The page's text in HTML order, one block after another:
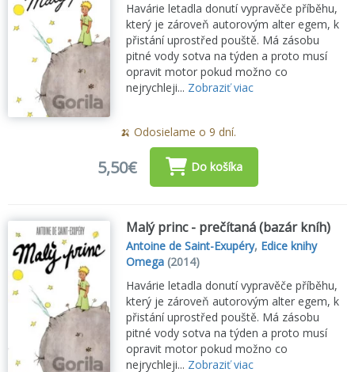
Havárie letadla donutí vypravěče příběhu,
který je zároveň autorovým alter egem, k
přistání uprostřed pouště. Má zásobu
pitné vody sotva na týden a proto musí
opravit motor pokud možno co
nejrychleji... Zobraziť viac
🍌 Odosielame o 9 dní.
5,50€ Do košíka
Malý princ - prečítaná (bazár kníh)
Antoine de Saint-Exupéry, Edice knihy
Omega (2014)
Havárie letadla donutí vypravěče příběhu,
který je zároveň autorovým alter egem, k
přistání uprostřed pouště. Má zásobu
pitné vody sotva na týden a proto musí
opravit motor pokud možno co
nejrychleji... Zobraziť viac